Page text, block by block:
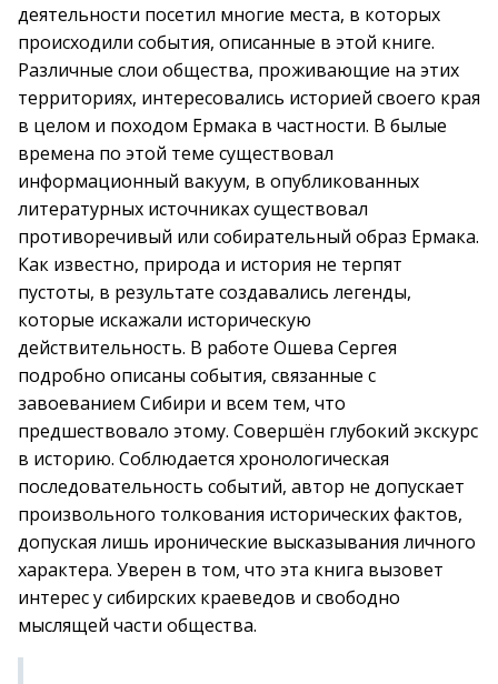
деятельности посетил многие места, в которых
происходили события, описанные в этой книге.
Различные слои общества, проживающие на этих
территориях, интересовались историей своего края
в целом и походом Ермака в частности. В былые
времена по этой теме существовал
информационный вакуум, в опубликованных
литературных источниках существовал
противоречивый или собирательный образ Ермака.
Как известно, природа и история не терпят
пустоты, в результате создавались легенды,
которые искажали историческую
действительность. В работе Ошева Сергея
подробно описаны события, связанные с
завоеванием Сибири и всем тем, что
предшествовало этому. Совершён глубокий экскурс
в историю. Соблюдается хронологическая
последовательность событий, автор не допускает
произвольного толкования исторических фактов,
допуская лишь иронические высказывания личного
характера. Уверен в том, что эта книга вызовет
интерес у сибирских краеведов и свободно
мыслящей части общества.